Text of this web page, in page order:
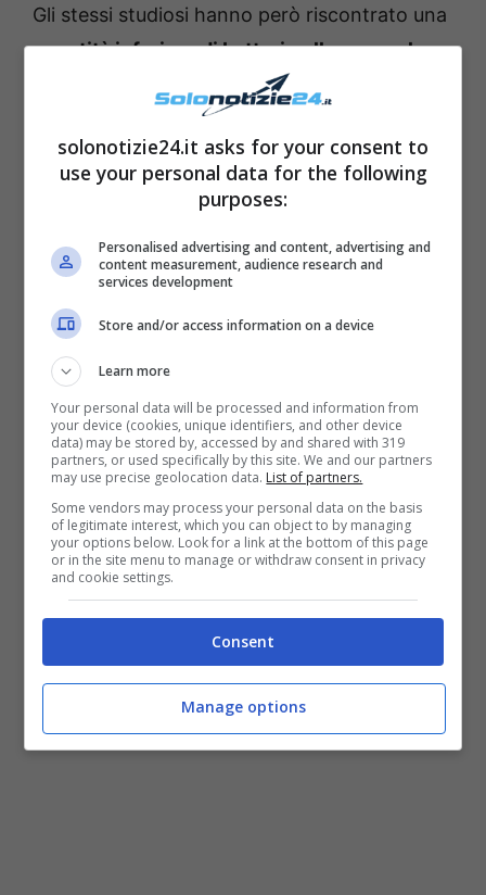
Gli stessi studiosi hanno però riscontrato una
quantità inferiore di batteri nelle spazzole,
che possono dunque essere una valida
alternativa alle spugnette. Il team ha inoltre
notato unariduzione del numero di
salmonelle nelle spazzole che vengono
non succede invece nelle spugne. Ma non è
tutto: le spazzole riducono anche la
possibilità che si formiil batterio della
salmonella
andasse sulla spugna, potrebbe diffondersi in
tutta la cucina.
solonotizie24.it asks for your consent to
use your personal data for the following
purposes:
Personalised advertising and content, advertising and
content measurement, audience research and
services development
Store and/or access information on a device
Learn more
Your personal data will be processed and information from
your device (cookies, unique identifiers, and other device
data) may be stored by, accessed by and shared with 319
partners, or used specifically by this site. We and our partners
may use precise geolocation data. List of partners.
Some vendors may process your personal data on the basis
of legitimate interest, which you can object to by managing
your options below. Look for a link at the bottom of this page
or in the site menu to manage or withdraw consent in privacy
and cookie settings.
Consent
Manage options